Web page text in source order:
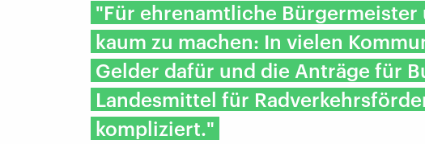
"Für ehrenamtliche Bürgermeister
kaum zu machen: In vielen
Gelder dafür und die Anträge für
Landesmittel für
kompliziert."